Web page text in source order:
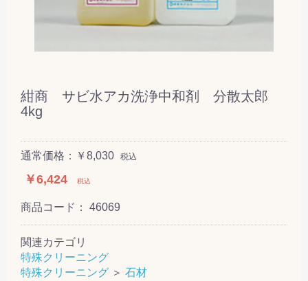
紺商 サビ水アカ洗浄中和剤 分散太郎
4kg
通常価格：￥8,030 税込
￥6,424 税込
商品コード： 46069
関連カテゴリ
特殊クリーニング
特殊クリーニング ＞ 石材